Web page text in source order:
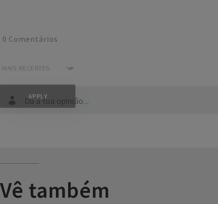
Dá a tua opinião...
0 Comentários
Vê também